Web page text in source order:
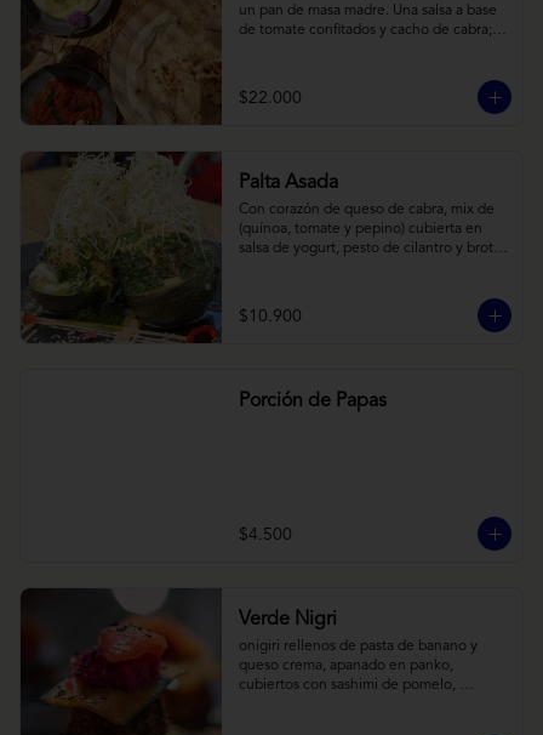
un pan de masa madre. Una salsa a base
de tomate confitados y cacho de cabra;
cebollas horneadas largamente, con
toques de aceite asiático sobre cama de
$22.000
Palta Asada
Con corazón de queso de cabra, mix de
(quínoa, tomate y pepino) cubierta en
salsa de yogurt, pesto de cilantro y brotes
$10.900
Porción de Papas
$4.500
Verde Nigri
onigiri rellenos de pasta de banano y
queso crema, apanado en panko,
cubiertos con sashimi de pomelo,